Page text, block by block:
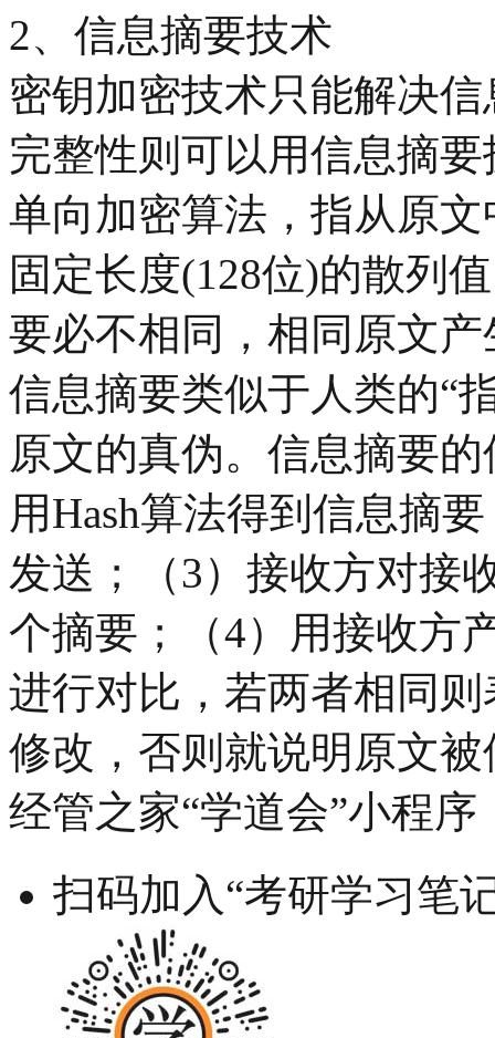
2、信息摘要技术
密钥加密技术只能解决
完整性则可以用信息摘
单向加密算法，指从原
固定长度(128位)的散列
要必不相同，相同原文
信息摘要类似于人类的“
原文的真伪。信息摘要
用Hash算法得到信息摘
发送；（3）接收方对接
个摘要；（4）用接收方
进行对比，若两者相同
修改，否则就说明原文
经管之家“学道会”小程序
扫码加入“考研学习笔